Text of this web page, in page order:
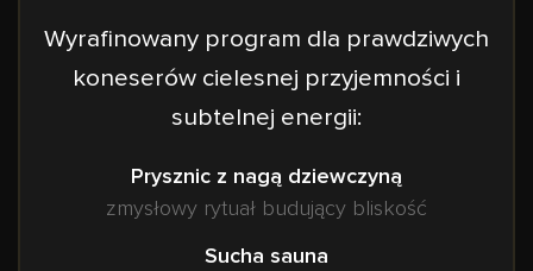
Wyrafinowany program dla prawdziwych
koneserów cielesnej przyjemności i
subtelnej energii:
Prysznic z nagą dziewczyną
zmysłowy rytuał budujący bliskość
Sucha sauna